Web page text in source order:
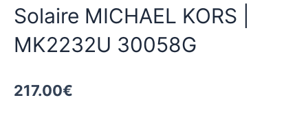
Solaire MICHAEL KORS |
MK2232U 30058G
217.00€